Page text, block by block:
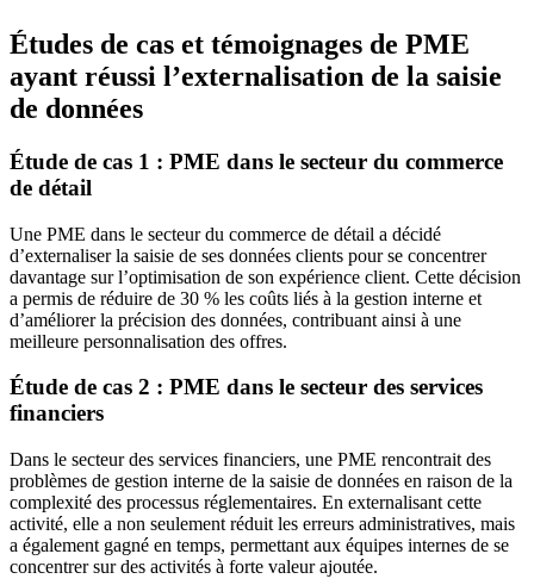
Études de cas et témoignages de PME
ayant réussi l’externalisation de la saisie
de données
Étude de cas 1 : PME dans le secteur du commerce
de détail
Une PME dans le secteur du commerce de détail a décidé
d’externaliser la saisie de ses données clients pour se concentrer
davantage sur l’optimisation de son expérience client. Cette décision
a permis de réduire de 30 % les coûts liés à la gestion interne et
d’améliorer la précision des données, contribuant ainsi à une
meilleure personnalisation des offres.
Étude de cas 2 : PME dans le secteur des services
financiers
Dans le secteur des services financiers, une PME rencontrait des
problèmes de gestion interne de la saisie de données en raison de la
complexité des processus réglementaires. En externalisant cette
activité, elle a non seulement réduit les erreurs administratives, mais
a également gagné en temps, permettant aux équipes internes de se
concentrer sur des activités à forte valeur ajoutée.